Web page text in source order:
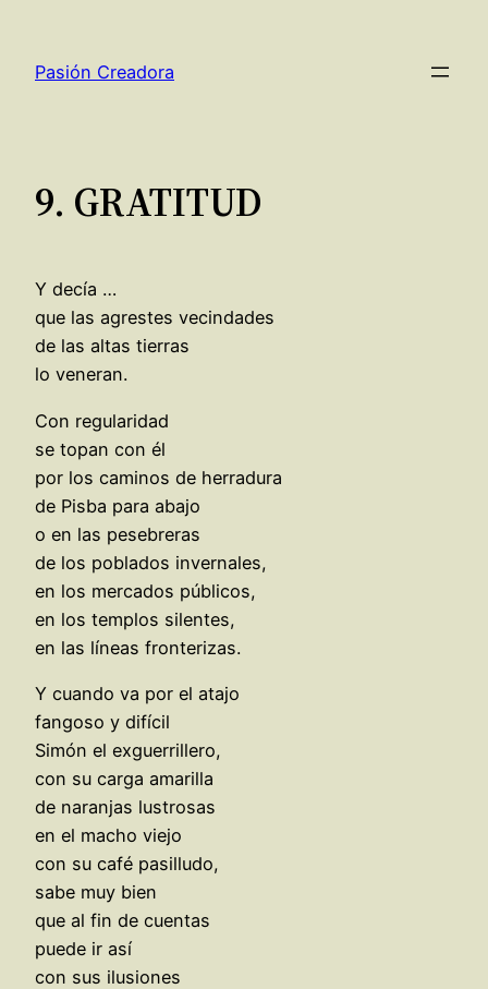
contenido
Pasión Creadora
9. GRATITUD
Y decía …
que las agrestes vecindades
de las altas tierras
lo veneran.
Con regularidad
se topan con él
por los caminos de herradura
de Pisba para abajo
o en las pesebreras
de los poblados invernales,
en los mercados públicos,
en los templos silentes,
en las líneas fronterizas.
Y cuando va por el atajo
fangoso y difícil
Simón el exguerrillero,
con su carga amarilla
de naranjas lustrosas
en el macho viejo
con su café pasilludo,
sabe muy bien
que al fin de cuentas
puede ir así
con sus ilusiones